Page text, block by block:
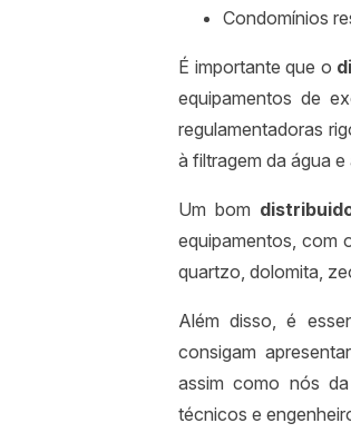
Condomínios
É importante que o
equipamentos de
regulamentadoras
à filtragem da água
Um bom
equipamentos, com
quartzo, dolomita,
Além disso, é
consigam
assim como nós
técnicos e